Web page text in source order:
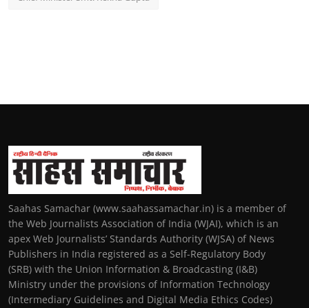
Saahas Samachar (www.saahassamachar.in) is a member of
the Web Journalists Association of India (WJAI), which is an
apex Web Journalists’ Standards Authority (WJSA) of News
Publishers in India registered as a Self-Regulatory Body
(SRB) with the Union Information & Broadcasting (I&B)
Ministry under the provisions of Information Technology
(Intermediary Guidelines and Digital Media Ethics Codes)